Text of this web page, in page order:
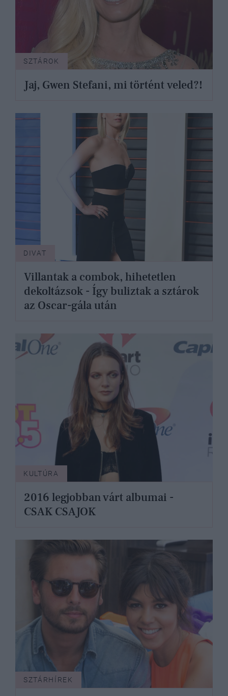
SZTÁROK
Jaj, Gwen Stefani, mi történt veled?!
DIVAT
Villantak a combok, hihetetlen
dekoltázsok - Így buliztak a sztárok
az Oscar-gála után
KULTÚRA
2016 legjobban várt albumai -
CSAK CSAJOK
SZTÁRHÍREK